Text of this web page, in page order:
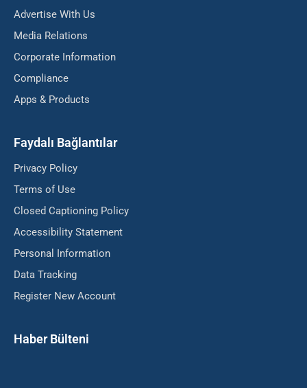
Advertise With Us
Media Relations
Corporate Information
Compliance
Apps & Products
Faydalı Bağlantılar
Privacy Policy
Terms of Use
Closed Captioning Policy
Accessibility Statement
Personal Information
Data Tracking
Register New Account
Haber Bülteni